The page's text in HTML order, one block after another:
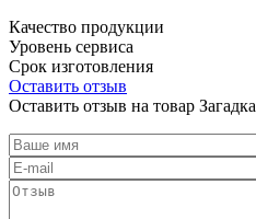
Качество продукции
Уровень сервиса
Срок изготовления
Оставить отзыв
Оставить отзыв на товар Загадка